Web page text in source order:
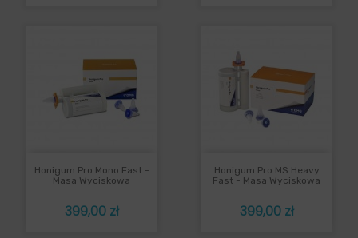
Honigum Pro Mono Fast -
Masa Wyciskowa
Cena
399,00 zł
Honigum Pro MS Heavy
Fast - Masa Wyciskowa
Cena
399,00 zł